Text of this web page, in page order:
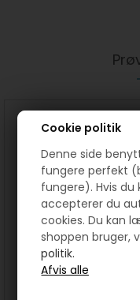
Cookie politik
Denne side
fungere perfekt
fungere). Hvis du
accepterer du
cookies. Du kan
shoppen
politik.
Enhjørninger / Unicorn
lysrød bomuldsstof